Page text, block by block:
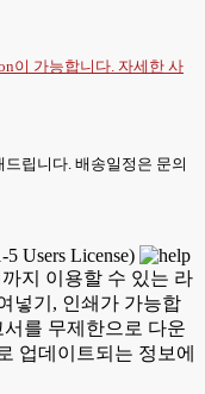
이 가능합니다. 자세한 사
립니다. 배송일정은 문의
5 Users License)
지 이용할 수 있는 라
넣기, 인쇄가 가능합
를 무제한으로 다운
업데이트되는 정보에